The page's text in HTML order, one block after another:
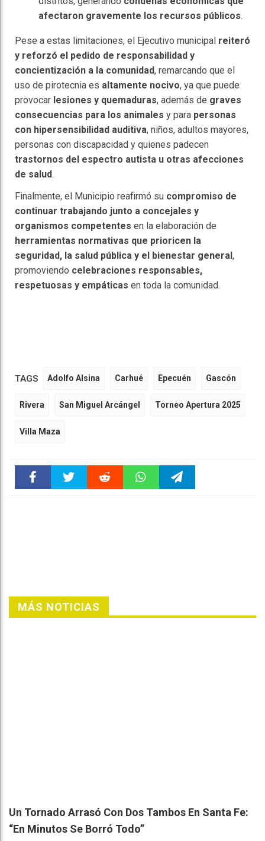
afectaron gravemente los recursos públicos.
Pese a estas limitaciones, el Ejecutivo municipal reiteró
y reforzó el pedido de responsabilidad y
concientización a la comunidad, remarcando que el
uso de pirotecnia es altamente nocivo, ya que puede
provocar lesiones y quemaduras, además de graves
consecuencias para los animales y para personas
con hipersensibilidad auditiva, niños, adultos mayores,
personas con discapacidad y quienes padecen
trastornos del espectro autista u otras afecciones
de salud.
Finalmente, el Municipio reafirmó su compromiso de
continuar trabajando junto a concejales y
organismos competentes en la elaboración de
herramientas normativas que prioricen la
seguridad, la salud pública y el bienestar general,
promoviendo celebraciones responsables,
respetuosas y empáticas en toda la comunidad.
TAGS Adolfo Alsina Carhué Epecuén Gascón
Rivera San Miguel Arcángel Torneo Apertura 2025
Villa Maza
MÁS NOTICIAS
Un Tornado Arrasó Con Dos Tambos En Santa Fe:
“En Minutos Se Borró Todo”